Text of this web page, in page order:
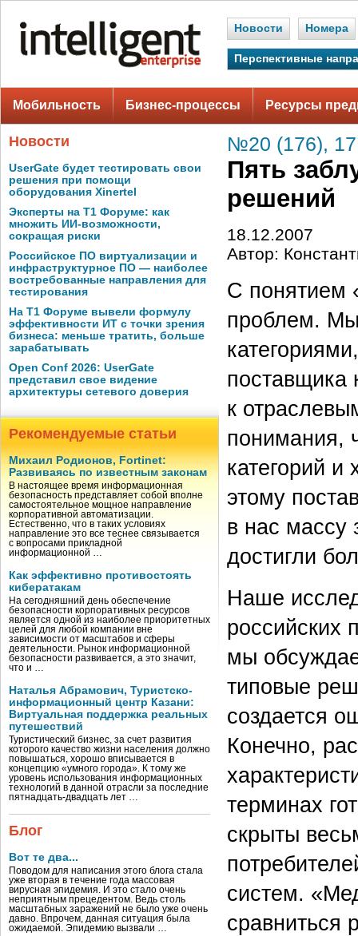
Новости Номера
Перспективные
Мобильность Бизнес-процессы Ресурсы
Новости
UserGate будет тестировать свои
решения при помощи
оборудования Xinertel
Эксперты на Т1 Форуме: как
множить ИИ-возможности,
сокращая риски
Российское ПО виртуализации и
инфраструктурное ПО — наиболее
востребованные направления для
тестирования
На Т1 Форуме вывели формулу
эффективности ИТ с точки зрения
бизнеса: меньше тратить, больше
зарабатывать
Open Conf 2026: UserGate
представил свое видение
архитектуры сетевого доверия
Рекомендуемые статьи
Михаил Родионов, Fortinet:
Развиваясь по известным законам
В настоящее время информационная
безопасность представляет собой вполне
самостоятельное мощное направление
корпоративной автоматизации.
Естественно, что в таких условиях
направление это все теснее связывается
с вопросами прикладной
информационной …
Как эффективно противостоять
кибератакам
На сегодняшний день обеспечение
безопасности корпоративных ресурсов
является одной из наиболее приоритетных
целей для любой компании вне
зависимости от масштабов и сферы
деятельности. Рынок информационной
безопасности развивается, а это значит,
что и …
Наталья Абрамович, Туристско-
информационный центр Казани:
Виртуальная поддержка реальных
путешествий
Туристический бизнес, за счет развития
которого качество жизни населения должно
повышаться, хорошо вписывается в
концепцию «умного города». К тому же
уровень использования информационных
технологий в данной отрасли за последние
пятнадцать-двадцать лет …
Блог
Вот те два...
Поводом для написания этого блога стала
уже вторая в течение года массовая
вирусная эпидемия. И это стало очень
неприятным прецедентом. Ведь столь
масштабных заражений не было уже очень
давно. Впрочем, данная ситуация была
ожидаемой. Эпидемию вызвали …
№20 (176), 17
Пять
решений
18.12.2007
Автор:
С понятием
проблем.
поставщика
к
понимания,
категорий и
этому
в нас массу
достигли
Наше
российских
мы
типовые
создается
Конечно,
терминах
скрыты
систем.
сравниться